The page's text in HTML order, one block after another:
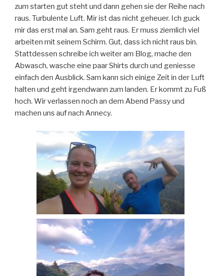
zum starten gut steht und dann gehen sie der Reihe nach
raus. Turbulente Luft. Mir ist das nicht geheuer. Ich guck
mir das erst mal an. Sam geht raus. Er muss ziemlich viel
arbeiten mit seinem Schirm. Gut, dass ich nicht raus bin.
Stattdessen schreibe ich weiter am Blog, mache den
Abwasch, wasche eine paar Shirts durch und geniesse
einfach den Ausblick. Sam kann sich einige Zeit in der Luft
halten und geht irgendwann zum landen. Er kommt zu Fuß
hoch. Wir verlassen noch an dem Abend Passy und
machen uns auf nach Annecy.